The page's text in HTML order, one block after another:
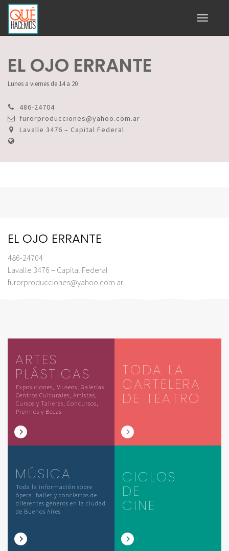
Toggle
EL OJO ERRANTE
Lunes a viernes de 14 a 20
486-24704
furorproducciones@yahoo.com.ar
Lavalle 3476 – Capital Federal
EL OJO ERRANTE
486-24704
Lavalle 3476 – Capital Federal
furorproducciones@yahoo.com.ar
ARTES
PLÁSTICAS
Exposiciones, Museos, Galerías,
Centros Culturales, Artistas,
Cursos y Talleres, Concursos,
Premios y Becas
TODA LA
CARTELERA
DE TEATRO
MÚSICA
Toda la información sobre
ópera, ballet y conciertos de
diferentes géneros en la ciudad
de Buenos Aires
CICLOS
DE
CINE